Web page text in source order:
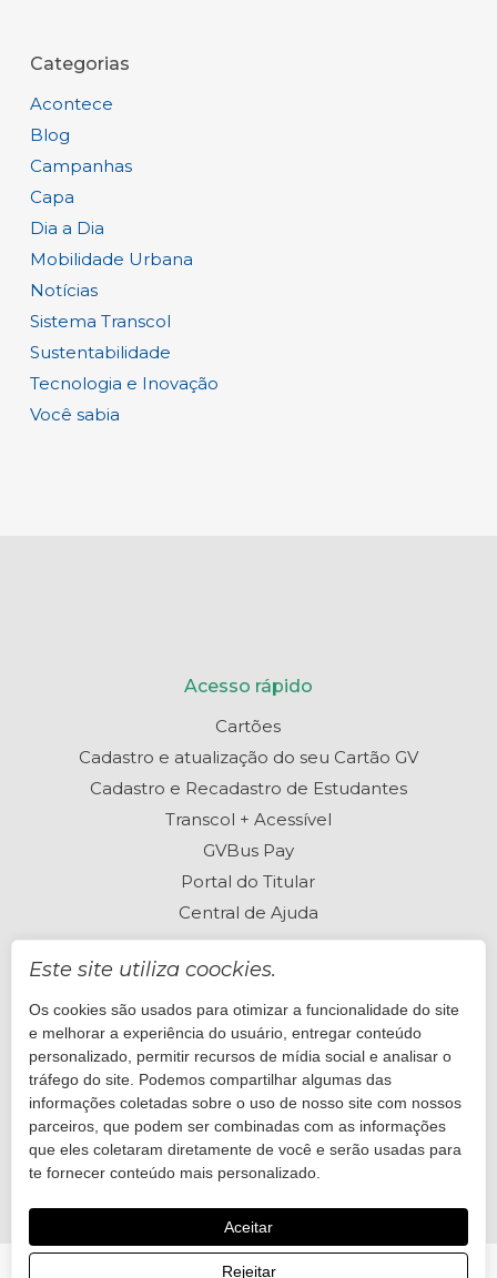
Categorias
Acontece
Blog
Campanhas
Capa
Dia a Dia
Mobilidade Urbana
Notícias
Sistema Transcol
Sustentabilidade
Tecnologia e Inovação
Você sabia
Acesso rápido
Cartões
Cadastro e atualização do seu Cartão GV
Cadastro e Recadastro de Estudantes
Transcol + Acessível
GVBus Pay
Portal do Titular
Central de Ajuda
Perguntas frequentes
Está com dúvidas? Visite nossa Central de Ajuda
Quero ajuda
Este site utiliza coockies.
Os cookies são usados para otimizar a funcionalidade do site
e melhorar a experiência do usuário, entregar conteúdo
personalizado, permitir recursos de mídia social e analisar o
tráfego do site. Podemos compartilhar algumas das
informações coletadas sobre o uso de nosso site com nossos
parceiros, que podem ser combinadas com as informações
que eles coletaram diretamente de você e serão usadas para
te fornecer conteúdo mais personalizado.
Aceitar
Rejeitar